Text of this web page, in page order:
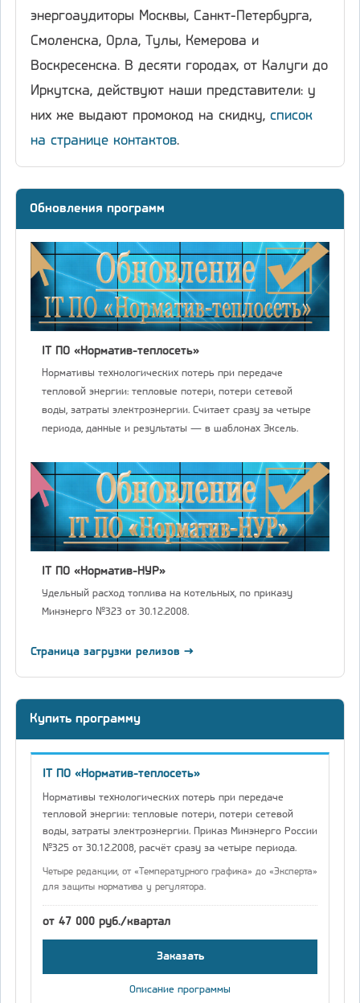
энергоаудиторы Москвы, Санкт-Петербурга,
Смоленска, Орла, Тулы, Кемерова и
Воскресенска. В десяти городах, от Калуги до
Иркутска, действуют наши представители: у
них же выдают промокод на скидку, список
на странице контактов.
Обновления программ
IT ПО «Норматив-теплосеть»
Нормативы технологических потерь при передаче
тепловой энергии: тепловые потери, потери сетевой
воды, затраты электроэнергии. Считает сразу за четыре
периода, данные и результаты — в шаблонах Эксель.
IT ПО «Норматив-НУР»
Удельный расход топлива на котельных, по приказу
Минэнерго №323 от 30.12.2008.
Страница загрузки релизов →
Купить программу
IT ПО «Норматив-теплосеть»
Нормативы технологических потерь при передаче
тепловой энергии: тепловые потери, потери сетевой
воды, затраты электроэнергии. Приказ Минэнерго России
№325 от 30.12.2008, расчёт сразу за четыре периода.
Четыре редакции, от «Температурного графика» до «Эксперта»
для защиты норматива у регулятора.
от 47 000 руб./квартал
Заказать
Описание программы